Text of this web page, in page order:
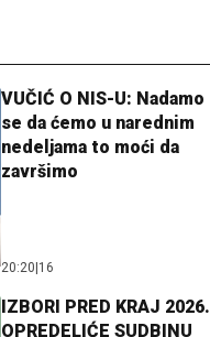
VUČIĆ O NIS-U: Nadamo
se da ćemo u narednim
nedeljama to moći da
završimo
20:20 16
IZBORI PRED KRAJ 2026.
OPREDELIĆE SUDBINU